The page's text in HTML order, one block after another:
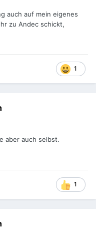
auch auf mein eigenes
zu Andec schickt,
1
aber auch selbst.
1